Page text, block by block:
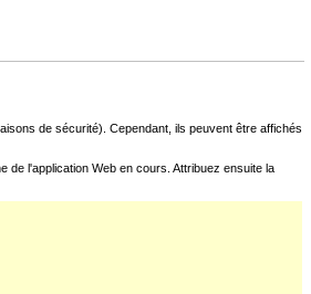
de sécurité). Cependant, ils peuvent être affichés
l'application Web en cours. Attribuez ensuite la